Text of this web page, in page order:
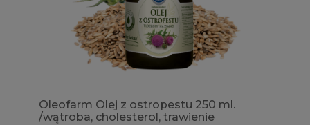
Oleofarm Olej z ostropestu 250 ml.
/wątroba, cholesterol, trawienie